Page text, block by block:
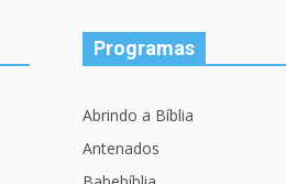
Programas
Abrindo a Bíblia
Antenados